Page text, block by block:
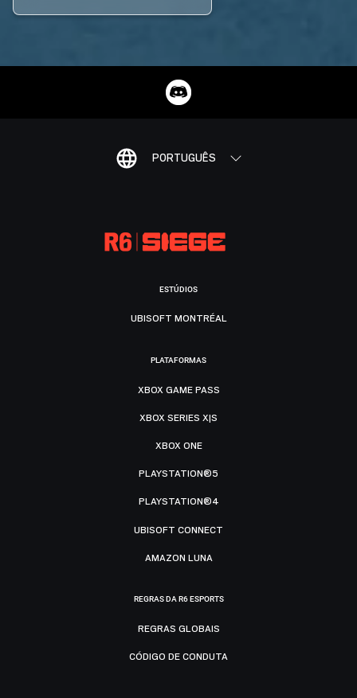
PORTUGUÊS
ESTÚDIOS
UBISOFT MONTRÉAL
PLATAFORMAS
XBOX GAME PASS
XBOX SERIES X|S
XBOX ONE
PLAYSTATION®5
PLAYSTATION®4
UBISOFT CONNECT
AMAZON LUNA
REGRAS DA R6 ESPORTS
REGRAS GLOBAIS
CÓDIGO DE CONDUTA